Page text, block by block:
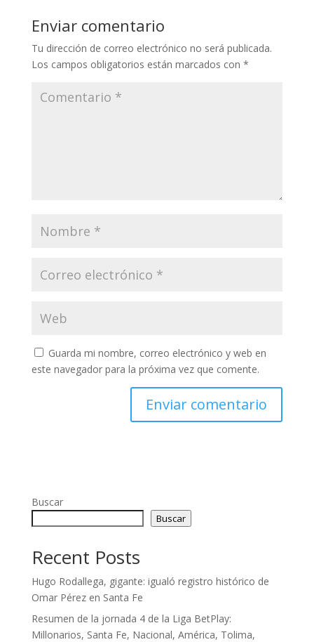
Enviar comentario
Tu dirección de correo electrónico no será publicada.
Los campos obligatorios están marcados con *
Guarda mi nombre, correo electrónico y web en
este navegador para la próxima vez que comente.
Buscar
Buscar
Recent Posts
Hugo Rodallega, gigante: igualó registro histórico de
Omar Pérez en Santa Fe
Resumen de la jornada 4 de la Liga BetPlay:
Millonarios, Santa Fe, Nacional, América, Tolima,